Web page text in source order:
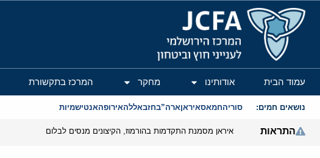
המרכז הירושלמי לענייני חוץ וביטחון
עמוד הבית אודותינו מחקר המרכז בתקשורת
נושאים חמים: סוריהחמאסאיראןארה”בחזבאללהאירופהאנטישמיות
התראות איראן מסמנת התקדמות בהורמוז, הקיצונים מנסים לבלום